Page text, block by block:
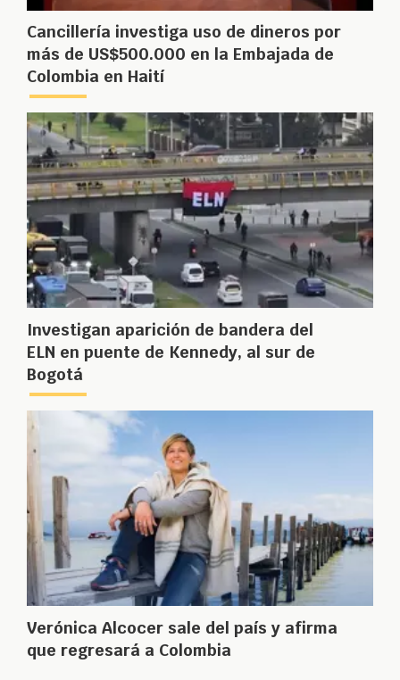
Cancillería investiga uso de dineros por
más de US$500.000 en la Embajada de
Colombia en Haití
Investigan aparición de bandera del
ELN en puente de Kennedy, al sur de
Bogotá
Verónica Alcocer sale del país y afirma
que regresará a Colombia